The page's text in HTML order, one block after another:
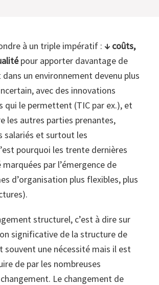
à un triple impératif : ↓ coûts,
pour apporter davantage de
un environnement devenu plus
avec des innovations
qui le permettent (TIC par ex.), et
les autres parties prenantes,
salariés et surtout les
pourquoi les trente dernières
par l’émergence de
d’organisation plus flexibles, plus
structurel, c’est à dire sur
significative de la structure de
souvent une nécessité mais il est
de par les nombreuses
Le changement de